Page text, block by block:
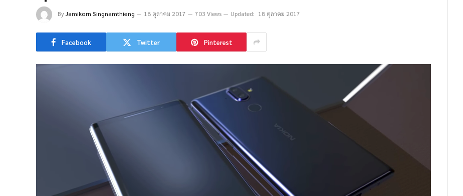
ByJamikorn Singnamthieng 18 ตุลาคม 2017 703 Views Updated: 18 ตุลาคม 2017
Facebook Twitter Pinterest